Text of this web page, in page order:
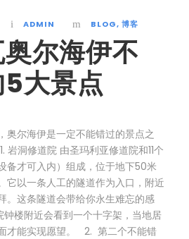
ADMIN BLOG, 博客
尔海伊不
大景点
奥尔海伊是一定不能错过的景点之
岩洞修道院 由圣玛利亚修道院和11个
备才可入内）组成，位于地下50米
它以一条人工的隧道作为入口，附近
。这条隧道会带给你永生难忘的感
会看到一个十字架，当地居
才能实现愿望。 2. 第二个不能错